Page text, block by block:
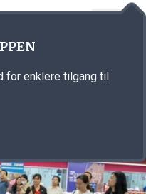
for enklere tilgang til